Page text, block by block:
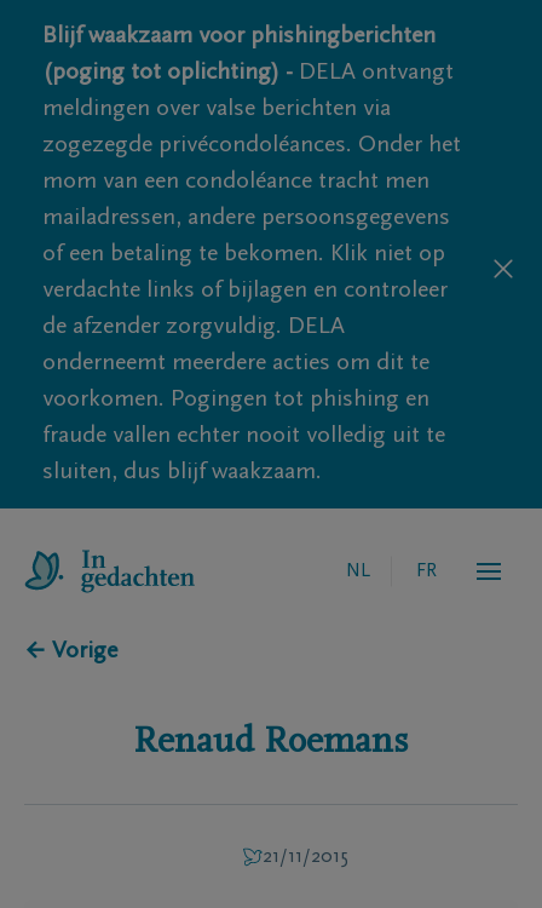
Blijf waakzaam voor phishingberichten
(poging tot oplichting) - DELA ontvangt
meldingen over valse berichten via
zogezegde privécondoléances. Onder het
mom van een condoléance tracht men
mailadressen, andere persoonsgegevens
of een betaling te bekomen. Klik niet op
verdachte links of bijlagen en controleer
de afzender zorgvuldig. DELA
onderneemt meerdere acties om dit te
voorkomen. Pogingen tot phishing en
fraude vallen echter nooit volledig uit te
sluiten, dus blijf waakzaam.
NL FR
← Vorige
Renaud Roemans
21/11/2015